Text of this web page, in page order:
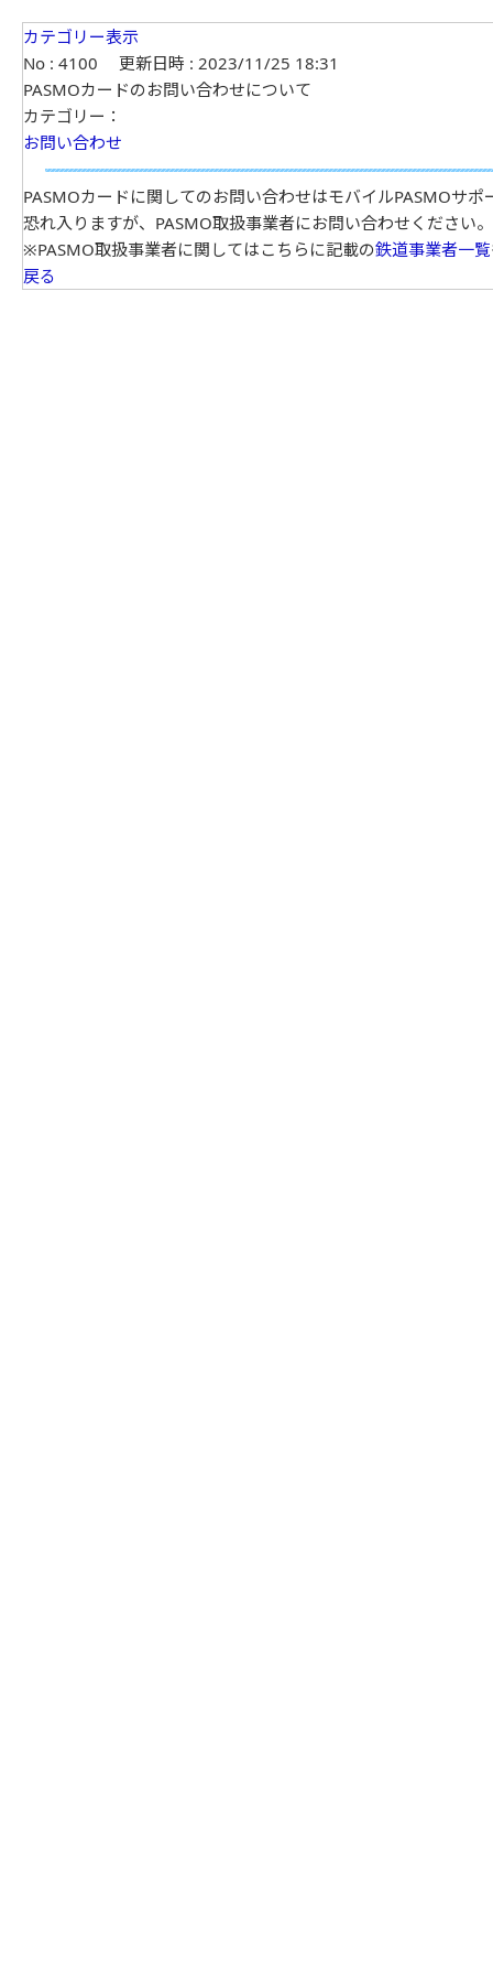
カテゴリー表示
No : 4100
更新日時 : 2023/11/25 18:31
PASMOカードのお問い合わせについて
カテゴリー：
お問い合わせ
PASMOカードに関してのお問い合わせはモバイルPASMOサ
恐れ入りますが、PASMO取扱事業者にお問い合わせください。
※PASMO取扱事業者に関してはこちらに記載の鉄道事業者一覧
戻る